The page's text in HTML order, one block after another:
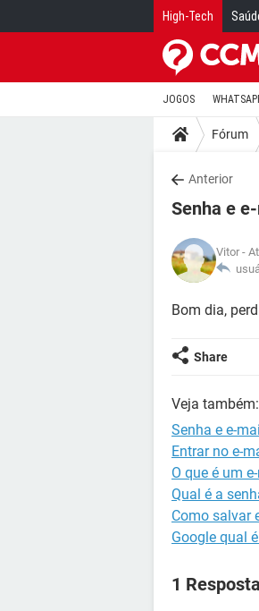
High-Tech
JOGOS
Fórum
Anterior
Senha e
Vitor -
Bom dia,
Share
Veja também:
Senha e e-
Entrar no e-
O que é um
Qual é a
Como salvar
Google qual
1